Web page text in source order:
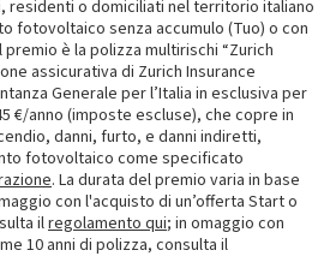
residenti o domiciliati nel territorio italiano
fotovoltaico senza accumulo (Tuo) o con
premio è la polizza multirischi “Zurich
assicurativa di Zurich Insurance
Generale per l’Italia in esclusiva per
€/anno (imposte escluse), che copre in
danni, furto, e danni indiretti,
fotovoltaico come specificato
. La durata del premio varia in base
con l'acquisto di un’offerta Start o
ilregolamento qui; in omaggio con
10 anni di polizza, consulta il